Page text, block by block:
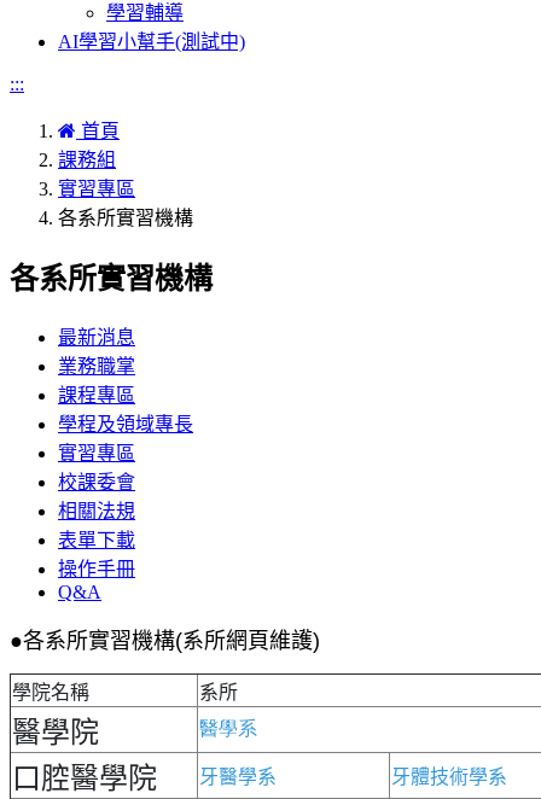
學習輔導
AI學習小幫手(測試中)
:::
首頁
課務組
實習專區
各系所實習機構
各系所實習機構
最新消息
業務職掌
課程專區
學程及領域專長
實習專區
校課委會
相關法規
表單下載
操作手冊
Q&A
●各系所實習機構(系所網頁維護)
學院名稱 系所
醫學院 醫學系
口腔醫學院 牙醫學系 牙體技術學系